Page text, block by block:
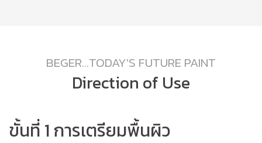
BEGER...TODAY'S FUTURE PAINT
Direction of Use
ขั้นที่ 1 การเตรียมพื้นผิว